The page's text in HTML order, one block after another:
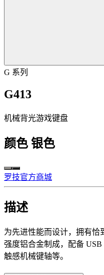
G 系列
G413
机械背光游戏键盘
颜色 银色
罗技官方商城
描述
为先进性能而设计，拥有恰
强度铝合金制成，配备
触感机械键轴等。